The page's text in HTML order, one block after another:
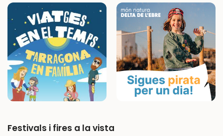
Festivals i fires a la vista